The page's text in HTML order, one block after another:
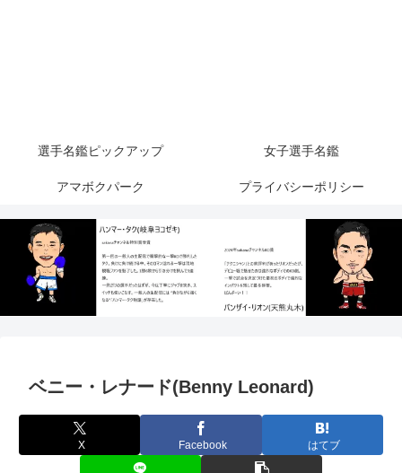
選手名鑑ピックアップ 女子選手名鑑
アマボクパーク プライバシーポリシー
ベニー・レナード(Benny Leonard)
X Facebook はてブ